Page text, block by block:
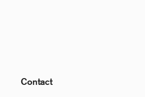
Contact